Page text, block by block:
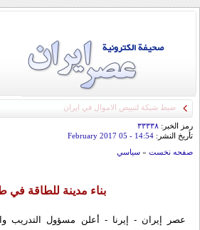
ضبط شبكة لتبييض الاموال في ايران
رمز الخبر: ۳۳۳۳۸
تأريخ النشر: 14:54
- 05 February 2017
صفحه نخست » سياسي
بناء مدينة للطاقة في
عصر إيران - إيرنا - أعلن مسؤول التدريب